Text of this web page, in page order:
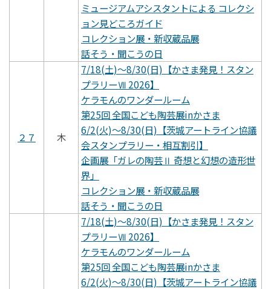
ミュージアムアシスタントによる コレクシ
ョン見どころガイド
コレクション展・新収蔵品展
話そう・聞こうの日
２７ 木
7/18(土)～8/30(日)【かさま発見！スタン
プラリーⅦ 2026】
ケラモんのワンダールーム
第25回 全国こども陶芸展inかさま
6/2(火)～8/30(日)【茨城アートライン協議
会スタンプラリー・相互割引】
企画展「ガレの陶芸Ⅱ 奇想と幻想の造形世
界」
コレクション展・新収蔵品展
話そう・聞こうの日
7/18(土)～8/30(日)【かさま発見！スタン
プラリーⅦ 2026】
ケラモんのワンダールーム
第25回 全国こども陶芸展inかさま
6/2(火)～8/30(日)【茨城アートライン協議